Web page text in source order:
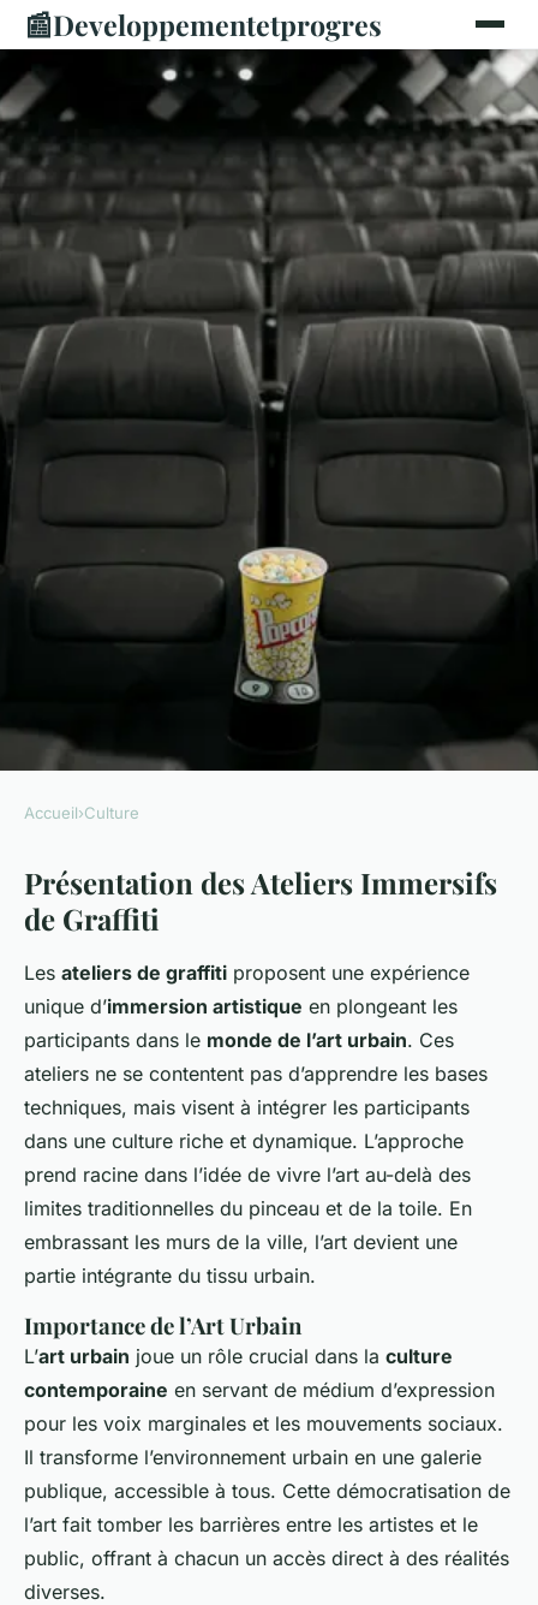
📰Developpementetprogres
Ateliers Immersifs de Graffiti :
Découvrez et Maîtrisez l'Art
Urbain
Mya• 18 février 2025• 6 min de lecture
Accueil›Culture
Présentation des Ateliers Immersifs
de Graffiti
Les ateliers de graffiti proposent une expérience
unique d’immersion artistique en plongeant les
participants dans le monde de l’art urbain. Ces
ateliers ne se contentent pas d’apprendre les bases
techniques, mais visent à intégrer les participants
dans une culture riche et dynamique. L’approche
prend racine dans l’idée de vivre l’art au-delà des
limites traditionnelles du pinceau et de la toile. En
embrassant les murs de la ville, l’art devient une
partie intégrante du tissu urbain.
Importance de l’Art Urbain
L’art urbain joue un rôle crucial dans la culture
contemporaine en servant de médium d’expression
pour les voix marginales et les mouvements sociaux.
Il transforme l’environnement urbain en une galerie
publique, accessible à tous. Cette démocratisation de
l’art fait tomber les barrières entre les artistes et le
public, offrant à chacun un accès direct à des réalités
diverses.